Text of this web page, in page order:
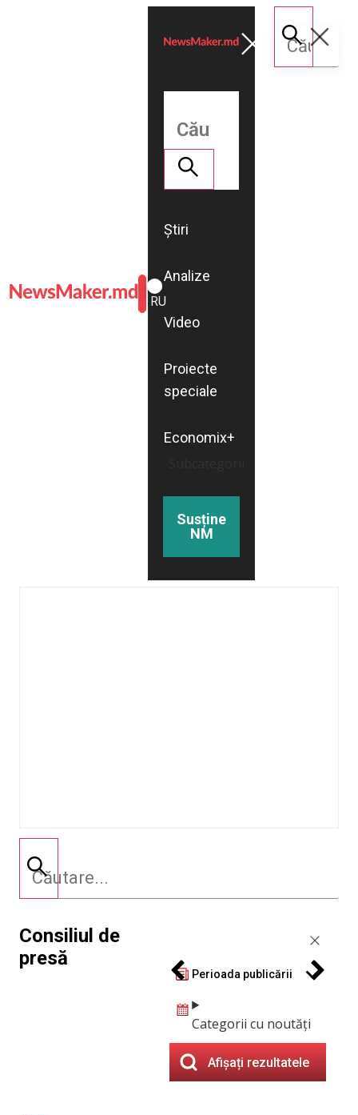
ROMÂNĂ
RU
Știri
Analize
Video
Proiecte
speciale
Economix+
Susține
NM
Consiliul de
presă
Perioada publicării
Categorii cu noutăți
Afișați rezultatele